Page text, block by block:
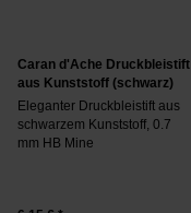
Caran d'Ache Druckbleistift
aus Kunststoff (schwarz)
Eleganter Druckbleistift aus
schwarzem Kunststoff, 0.7
mm HB Mine